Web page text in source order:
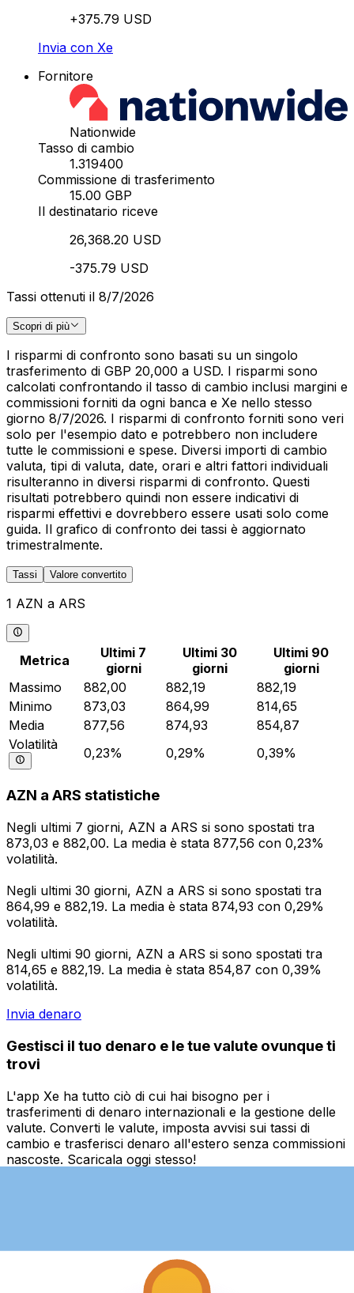
+375.79 USD
Invia con Xe
Fornitore
Nationwide
Tasso di cambio
1.319400
Commissione di trasferimento
15.00 GBP
Il destinatario riceve
26,368.20 USD
-375.79 USD
Tassi ottenuti il 8/7/2026
Scopri di più
I risparmi di confronto sono basati su un singolo
trasferimento di GBP 20,000 a USD. I risparmi sono
calcolati confrontando il tasso di cambio inclusi margini e
commissioni forniti da ogni banca e Xe nello stesso
giorno 8/7/2026. I risparmi di confronto forniti sono veri
solo per l'esempio dato e potrebbero non includere
tutte le commissioni e spese. Diversi importi di cambio
valuta, tipi di valuta, date, orari e altri fattori individuali
risulteranno in diversi risparmi di confronto. Questi
risultati potrebbero quindi non essere indicativi di
risparmi effettivi e dovrebbero essere usati solo come
guida. Il grafico di confronto dei tassi è aggiornato
trimestralmente.
Tassi Valore convertito
1 AZN a ARS
Metrica
Ultimi 7
giorni
Ultimi 30
giorni
Ultimi 90
giorni
Massimo
882,00 882,19
882,19
Minimo
873,03 864,99
814,65
Media
877,56 874,93
854,87
Volatilità
0,23% 0,29% 0,39%
AZN a ARS statistiche
Negli ultimi 7 giorni, AZN a ARS si sono spostati tra
873,03 e 882,00. La media è stata 877,56 con 0,23%
volatilità.
Negli ultimi 30 giorni, AZN a ARS si sono spostati tra
864,99 e 882,19. La media è stata 874,93 con 0,29%
volatilità.
Negli ultimi 90 giorni, AZN a ARS si sono spostati tra
814,65 e 882,19. La media è stata 854,87 con 0,39%
volatilità.
Invia denaro
Gestisci il tuo denaro e le tue valute ovunque ti
trovi
L'app Xe ha tutto ciò di cui hai bisogno per i
trasferimenti di denaro internazionali e la gestione delle
valute. Converti le valute, imposta avvisi sui tassi di
cambio e trasferisci denaro all'estero senza commissioni
nascoste. Scaricala oggi stesso!